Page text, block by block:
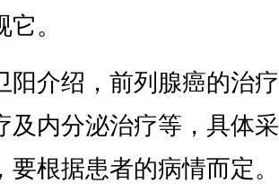
。
介绍，前列腺癌的治疗
及内分泌治疗等，具体
要根据患者的病情而定